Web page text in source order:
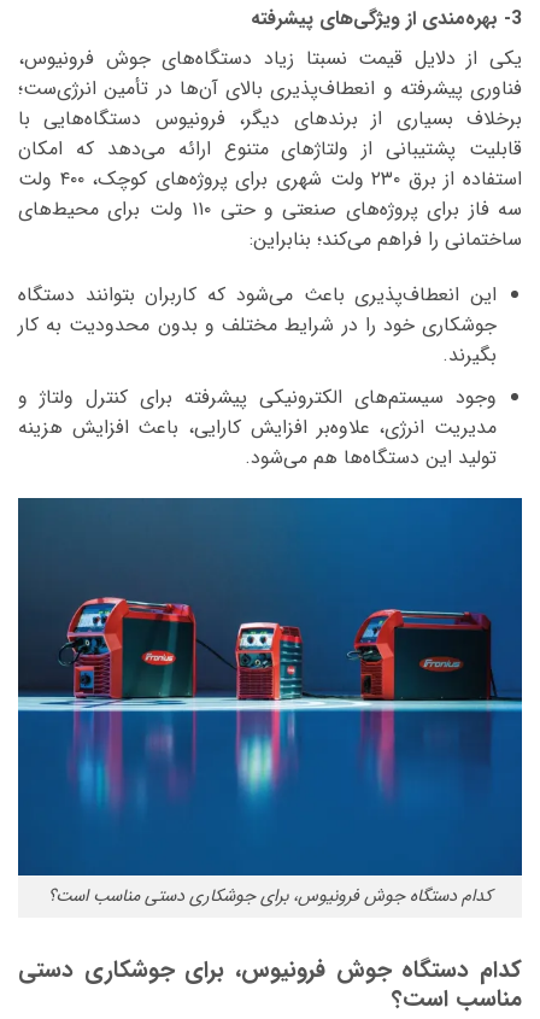
3- بهره‌مندی از ویژگی‌های پیشرفته
یکی از دلایل قیمت نسبتا زیاد دستگاه‌های جوش فرونیوس،
فناوری پیشرفته و انعطاف‌پذیری بالای آن‌ها در تأمین انرژی‌ست؛
برخلاف بسیاری از برندهای دیگر، فرونیوس دستگاه‌هایی با
قابلیت پشتیبانی از ولتاژهای متنوع ارائه می‌دهد که امکان
استفاده از برق ۲۳۰ ولت شهری برای پروژه‌های کوچک، ۴۰۰ ولت
سه فاز برای پروژه‌های صنعتی و حتی ۱۱۰ ولت برای محیط‌های
ساختمانی را فراهم می‌کند؛ بنابراین:
این انعطاف‌پذیری باعث می‌شود که کاربران بتوانند دستگاه
جوشکاری خود را در شرایط مختلف و بدون محدودیت به کار
بگیرند.
وجود سیستم‌های الکترونیکی پیشرفته برای کنترل ولتاژ و
مدیریت انرژی، علاوه‌بر افزایش کارایی، باعث افزایش هزینه
تولید این دستگاه‌ها هم می‌شود.
کدام دستگاه جوش فرونیوس، برای جوشکاری دستی مناسب است؟
کدام دستگاه جوش فرونیوس، برای جوشکاری دستی
مناسب است؟